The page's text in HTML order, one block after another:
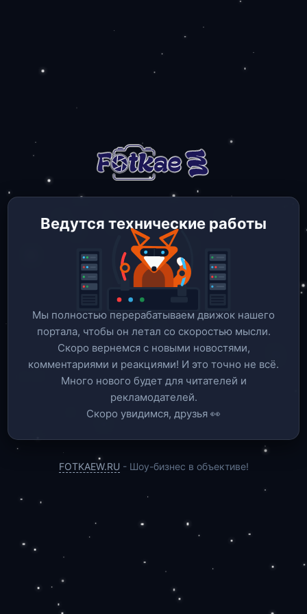
Ведутся технические работы
Мы полностью перерабатываем движок нашего
портала, чтобы он летал со скоростью мысли.
Скоро вернемся c новыми новостями,
комментариями и реакциями! И это точно не всё.
Много нового будет для читателей и
рекламодателей.
Скоро увидимся, друзья 👀
FOTKAEW.RU - Шоу-бизнес в объективе!